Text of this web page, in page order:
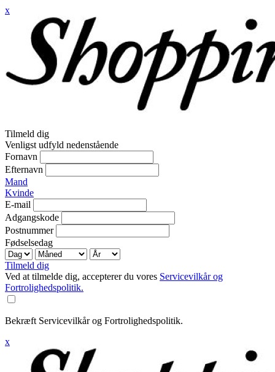
x
Tilmeld dig
Venligst udfyld nedenstående
Fornavn
Efternavn
Mand
Kvinde
E-mail
Adgangskode
Postnummer
Fødselsedag
Tilmeld dig
Ved at tilmelde dig, accepterer du vores Servicevilkår og
Fortrolighedspolitik.
Bekræft Servicevilkår og Fortrolighedspolitik.
x